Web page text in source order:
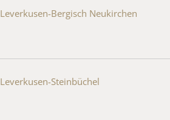
Leverkusen-Bergisch Neukirchen
Leverkusen-Steinbüchel